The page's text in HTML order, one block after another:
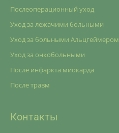
Послеоперационный уход
Уход за лежачими больными
Уход за больными Альцгеймером
Уход за онкобольными
После инфаркта миокарда
После травм
Контакты